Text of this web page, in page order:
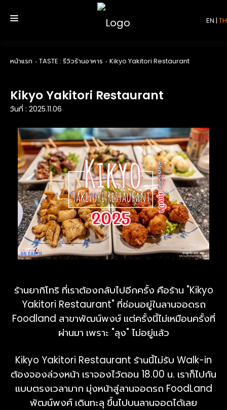
EN | TH
บริการ
รีวิว
เกี่ยวกับเรา
ติดต่อเรา
หน้าแรก TASTE : รีวิวร้านอาหาร Kikyo Yakitori Restaurant
Kikyo Yakitori Restaurant
วันที่ : 2025.11.06
ร้านยากิโทริ ที่เราต้องกลับไปอีกครั้ง คือร้าน "Kikyo
Yakitori Restaurant" ที่ซ่อนอยู่ในลานจอดรถ
Foodland สาขาพัฒน์พงษ์ แต่ครั้งนี้ไม่เหมือนครั้งที่
ผ่านมา เพราะ "ลุง" ไม่อยู่แล้ว
Kikyo Yakitori Restaurant ร้านนี้ไม่รับ Walk-in
ต้องจองล่วงหน้า เราจองไว้ตอน 18.00 น. เราก็ไปกัน
แบบตรงเวลามาก มุ่งหน้าสู่ลานจอดรถ FoodLand
พัฒน์พงศ์ เดินทะลุ ขึ้นไปบนลานจอดได้เลย